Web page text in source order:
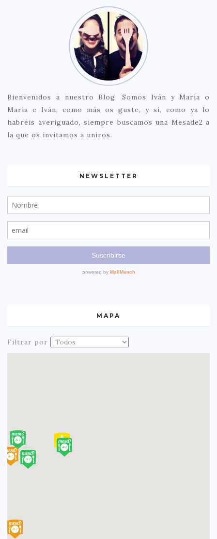
Bienvenidos a nuestro Blog. Somos Iván y María o
María e Iván, como más os guste, y sí, como ya lo
habréis averiguado, siempre buscamos una Mesade2 a
la que os invitamos a uniros.
NEWSLETTER
MAPA
Filtrar por